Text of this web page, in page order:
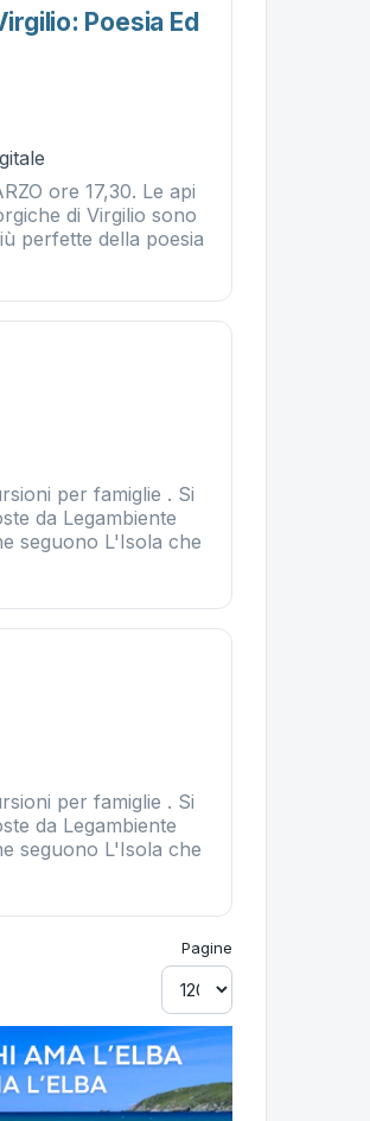
Poesia Ed
ore 17,30. Le api
di Virgilio sono
perfette della poesia
per famiglie . Si
da Legambiente
seguono L'Isola che
per famiglie . Si
da Legambiente
seguono L'Isola che
Pagine